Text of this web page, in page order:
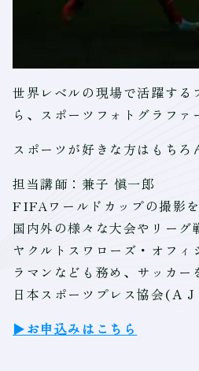
世界レベルの現場で活躍す
ら、スポーツフォトグラファ
スポーツが好きな方はもち
担当講師：兼子 愼一郎
FIFAワールドカップの撮影
国内外の様々な大会やリーグ
ヤクルトスワローズ・オフ
ラマンなども務め、サッカー
日本スポーツプレス協会(Ａ
▶お申込みはこちら